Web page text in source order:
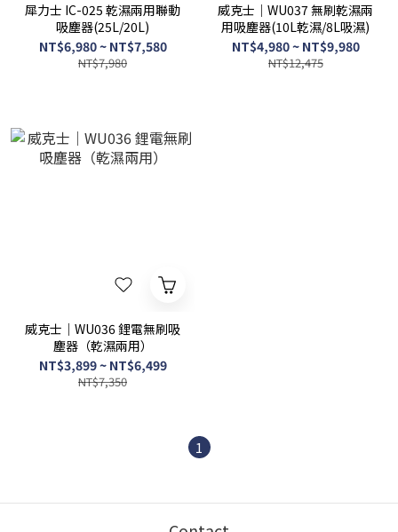
犀力士 IC-025 乾濕兩用聯動
吸塵器(25L/20L)
NT$6,980 ~ NT$7,580
NT$7,980
威克士｜WU037 無刷乾濕兩
用吸塵器(10L乾濕/8L吸濕)
NT$4,980 ~ NT$9,980
NT$12,475
威克士｜WU036 鋰電無刷吸
塵器（乾濕兩用）
NT$3,899 ~ NT$6,499
NT$7,350
1